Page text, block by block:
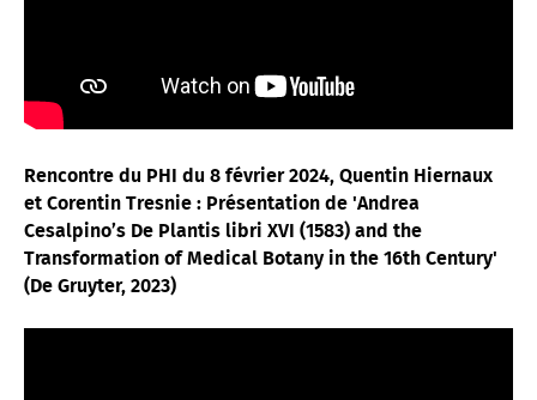
Rencontre du PHI du 8 février 2024, Quentin Hiernaux
et Corentin Tresnie : Présentation de 'Andrea
Cesalpino’s De Plantis libri XVI (1583) and the
Transformation of Medical Botany in the 16th Century'
(De Gruyter, 2023)